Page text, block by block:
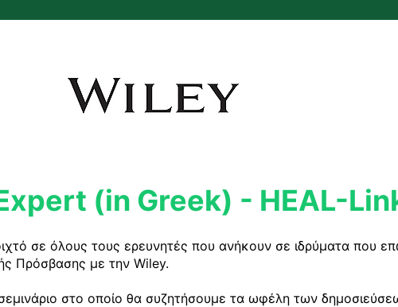
(in Greek) - HEAL-
σε όλους τους ερευνητές που ανήκουν σε ιδρύματα που
Πρόσβασης με την Wiley.
στο οποίο θα συζητήσουμε τα ωφέλη των